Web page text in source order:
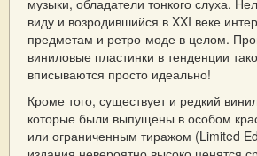
музыки, обладатели тонкого слуха.
виду и возродившийся в XXI веке
предметам и ретро-моде в целом.
виниловые пластинки в тенденции
вписываются просто идеально!
Кроме того, существует и редкий
которые были выпущены в особом
или ограниченным тиражом (Limited